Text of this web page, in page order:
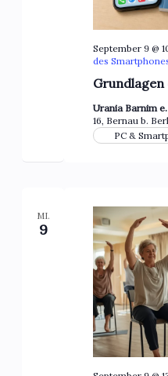
Grundlagen
September 9 @
des
Urania Barnim
16, Bernau b.
PC &
MI.
9